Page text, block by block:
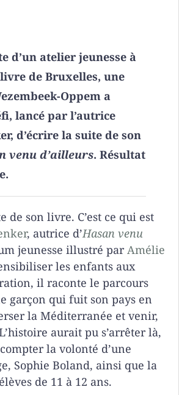
d’un atelier jeunesse à
de Bruxelles, une
Oppem a
lancé par l’autrice
d’écrire la suite de son
venu d’ailleurs. Résultat
de son livre. C’est ce qui est
, autrice d’Hasan venu
jeunesse illustré parAmélie
les enfants aux
il raconte le parcours
garçon qui fuit son pays en
la Méditerranée et venir,
aurait pu s’arrêter là,
la volonté d’une
Sophie Boland, ainsi que la
de 11 à 12 ans.